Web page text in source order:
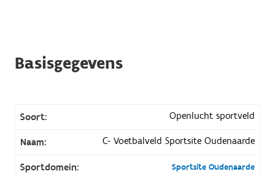
Basisgegevens
Soort: Openlucht sportveld
Naam: C- Voetbalveld Sportsite Oudenaarde
Sportdomein: Sportsite Oudenaarde